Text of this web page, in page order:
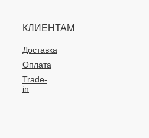
КЛИЕНТАМ
Доставка
Оплата
Trade-
in